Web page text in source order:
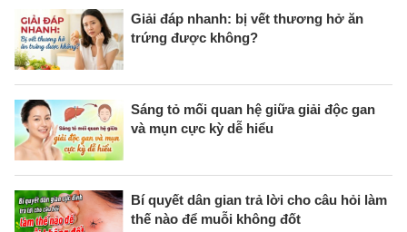
Giải đáp nhanh: bị vết thương hở ăn
trứng được không?
Sáng tỏ mối quan hệ giữa giải độc gan
và mụn cực kỳ dễ hiểu
Bí quyết dân gian trả lời cho câu hỏi làm
thế nào để muỗi không đốt